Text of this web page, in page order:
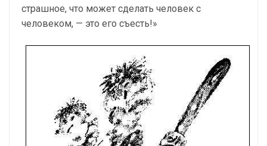
страшное, что может сделать человек с
человеком, — это его съесть!»